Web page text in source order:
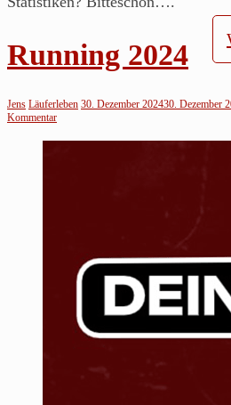
Running 2024
Jens Läuferleben 30. Dezember 202430. Dezember
Kommentar